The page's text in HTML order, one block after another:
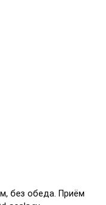
без обеда. Приём